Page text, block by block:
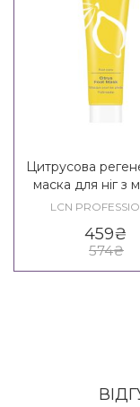
Цитрусова
маска для ніг з
Мигдалю та Ши
LCN
459₴
574₴